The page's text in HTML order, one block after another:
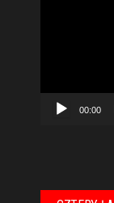
00:00